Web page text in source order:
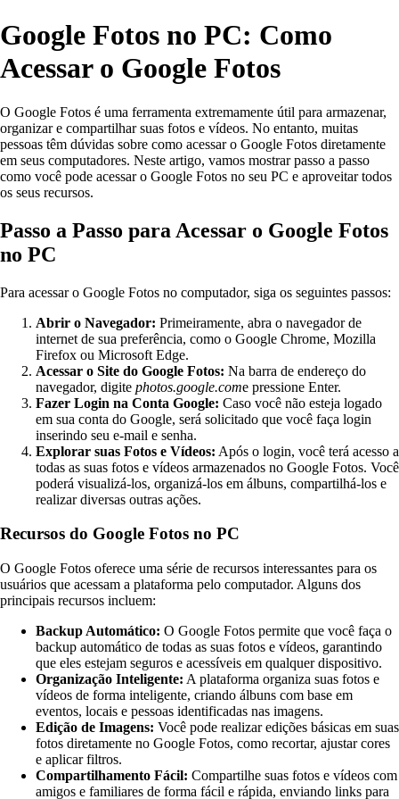
Google Fotos no PC: Como
Acessar o Google Fotos
O Google Fotos é uma ferramenta extremamente útil para armazenar,
organizar e compartilhar suas fotos e vídeos. No entanto, muitas
pessoas têm dúvidas sobre como acessar o Google Fotos diretamente
em seus computadores. Neste artigo, vamos mostrar passo a passo
como você pode acessar o Google Fotos no seu PC e aproveitar todos
os seus recursos.
Passo a Passo para Acessar o Google Fotos
no PC
Para acessar o Google Fotos no computador, siga os seguintes passos:
Abrir o Navegador: Primeiramente, abra o navegador de
internet de sua preferência, como o Google Chrome, Mozilla
Firefox ou Microsoft Edge.
Acessar o Site do Google Fotos: Na barra de endereço do
navegador, digite photos.google.come pressione Enter.
Fazer Login na Conta Google: Caso você não esteja logado
em sua conta do Google, será solicitado que você faça login
inserindo seu e-mail e senha.
Explorar suas Fotos e Vídeos: Após o login, você terá acesso a
todas as suas fotos e vídeos armazenados no Google Fotos. Você
poderá visualizá-los, organizá-los em álbuns, compartilhá-los e
realizar diversas outras ações.
Recursos do Google Fotos no PC
O Google Fotos oferece uma série de recursos interessantes para os
usuários que acessam a plataforma pelo computador. Alguns dos
principais recursos incluem:
Backup Automático: O Google Fotos permite que você faça o
backup automático de todas as suas fotos e vídeos, garantindo
que eles estejam seguros e acessíveis em qualquer dispositivo.
Organização Inteligente: A plataforma organiza suas fotos e
vídeos de forma inteligente, criando álbuns com base em
eventos, locais e pessoas identificadas nas imagens.
Edição de Imagens: Você pode realizar edições básicas em suas
fotos diretamente no Google Fotos, como recortar, ajustar cores
e aplicar filtros.
Compartilhamento Fácil: Compartilhe suas fotos e vídeos com
amigos e familiares de forma fácil e rápida, enviando links para